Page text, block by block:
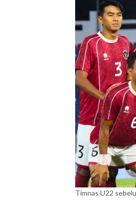
Timnas U22